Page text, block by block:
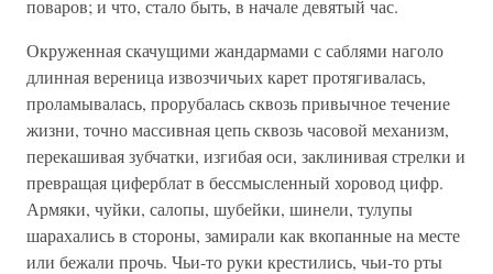
поваров; и что, стало быть, в начале девятый час.
Окруженная скачущими жандармами с саблями наголо
длинная вереница извозчичьих карет протягивалась,
проламывалась, прорубалась сквозь привычное течение
жизни, точно массивная цепь сквозь часовой механизм,
перекашивая зубчатки, изгибая оси, заклинивая стрелки и
превращая циферблат в бессмысленный хоровод цифр.
Армяки, чуйки, салопы, шубейки, шинели, тулупы
шарахались в стороны, замирали как вкопанные на месте
или бежали прочь. Чьи-то руки крестились, чьи-то рты